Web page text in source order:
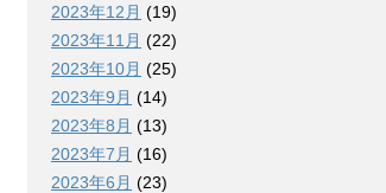
2023年12月 (19)
2023年11月 (22)
2023年10月 (25)
2023年9月 (14)
2023年8月 (13)
2023年7月 (16)
2023年6月 (23)